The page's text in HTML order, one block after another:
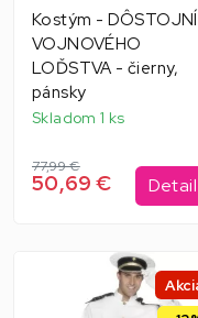
Kostým -
VOJNOVÉHO
LOĎSTVA - čierny,
pánsky
Skladom 1 ks
77,99 €
50,69 € Detail